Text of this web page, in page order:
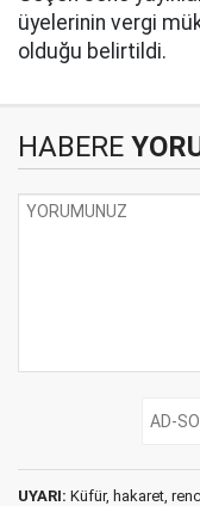
üyelerinin vergi
olduğu belirtildi.
HABERE
UYARI: Küfür, hakaret,